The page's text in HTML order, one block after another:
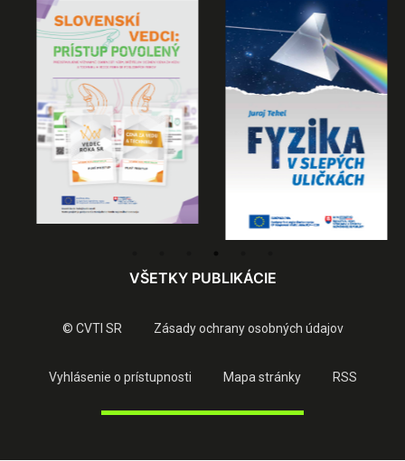
VŠETKY PUBLIKÁCIE
© CVTI SR Zásady ochrany osobných údajov
Vyhlásenie o prístupnosti Mapa stránky RSS